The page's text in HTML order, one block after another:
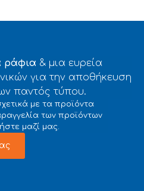
ράφια & μια ευρεία
για την αποθήκευση
παντός τύπου.
με τα προϊόντα
των προϊόντων
μαζί μας.